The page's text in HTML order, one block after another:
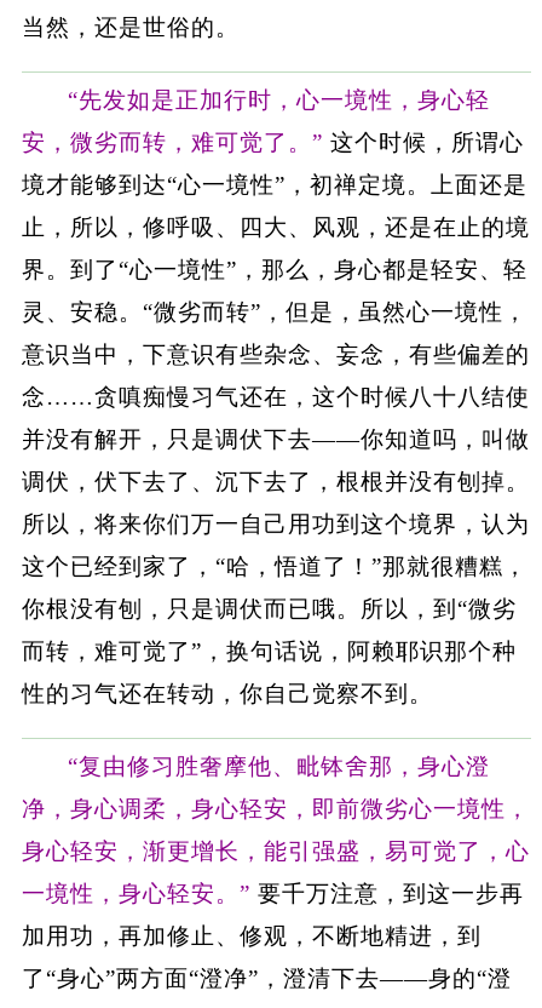
当然，还是世俗的。
“先发如是正加行时，心一境性，身心轻
安，微劣而转，难可觉了。” 这个时候，所谓心
境才能够到达“心一境性”，初禅定境。上面还是
止，所以，修呼吸、四大、风观，还是在止的境
界。到了“心一境性”，那么，身心都是轻安、轻
灵、安稳。“微劣而转”，但是，虽然心一境性，
意识当中，下意识有些杂念、妄念，有些偏差的
念……贪嗔痴慢习气还在，这个时候八十八结使
并没有解开，只是调伏下去——你知道吗，叫做
调伏，伏下去了、沉下去了，根根并没有刨掉。
所以，将来你们万一自己用功到这个境界，认为
这个已经到家了，“哈，悟道了！”那就很糟糕，
你根没有刨，只是调伏而已哦。所以，到“微劣
而转，难可觉了”，换句话说，阿赖耶识那个种
性的习气还在转动，你自己觉察不到。
“复由修习胜奢摩他、毗钵舍那，身心澄
净，身心调柔，身心轻安，即前微劣心一境性，
身心轻安，渐更增长，能引强盛，易可觉了，心
一境性，身心轻安。” 要千万注意，到这一步再
加用功，再加修止、修观，不断地精进，到
了“身心”两方面“澄净”，澄清下去——身的“澄